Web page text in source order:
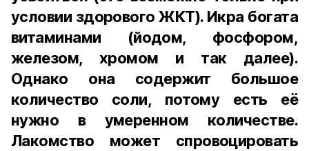
условии здорового ЖКТ). Икра богата
витаминами (йодом, фосфором,
железом, хромом и так далее).
Однако она содержит большое
количество соли, потому есть её
нужно в умеренном количестве.
Лакомство может спровоцировать